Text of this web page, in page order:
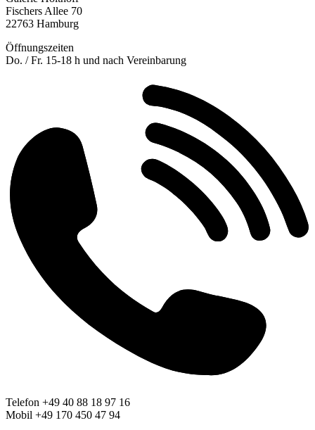
Fischers Allee 70
22763 Hamburg
Öffnungszeiten
Do. / Fr. 15-18 h und nach Vereinbarung
Telefon +49 40 88 18 97 16
Mobil +49 170 450 47 94